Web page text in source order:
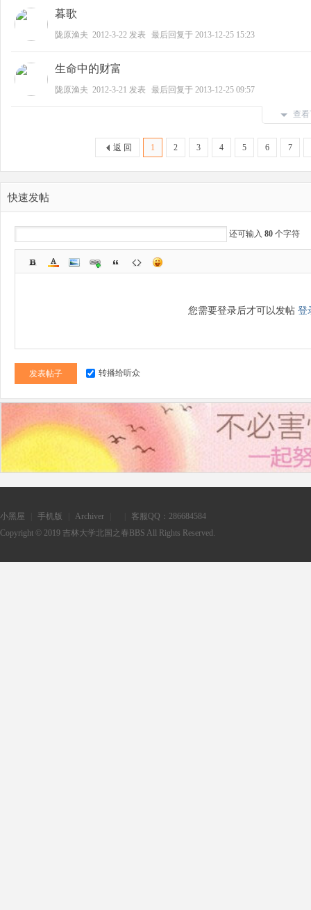
暮歌
陇原渔夫 2012-3-22 发表 最后回复于 2013-12-25 15:23
生命中的财富
陇原渔夫 2012-3-21 发表 最后回复于 2013-12-25 09:57
查
返 回 1 2 3 4 5 6 7
快速发帖
还可输入 80 个字符
您需要登录后才可以发帖 登
发表帖子 转播给听众
小黑屋 手机版 Archiver
客服QQ：286684584
Copyright © 2019 吉林大学北国之春BBS All Rights Reserved.